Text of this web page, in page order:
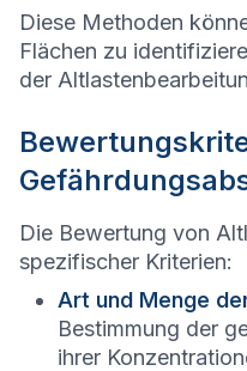
Diese Methoden
Flächen zu
der
Die Bewertung von
spezifischer Kriterien:
Art und Menge
Bestimmung der
ihrer